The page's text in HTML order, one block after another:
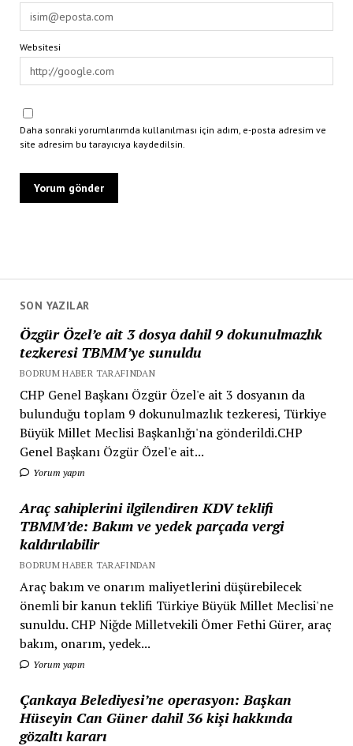
SON YAZILAR
Özgür Özel’e ait 3 dosya dahil 9 dokunulmazlık
tezkeresi TBMM’ye sunuldu
BODRUM HABER TARAFINDAN
CHP Genel Başkanı Özgür Özel'e ait 3 dosyanın da
bulunduğu toplam 9 dokunulmazlık tezkeresi, Türkiye
Büyük Millet Meclisi Başkanlığı'na gönderildi.CHP
Genel Başkanı Özgür Özel'e ait...
Yorum yapın
Araç sahiplerini ilgilendiren KDV teklifi
TBMM’de: Bakım ve yedek parçada vergi
kaldırılabilir
BODRUM HABER TARAFINDAN
Araç bakım ve onarım maliyetlerini düşürebilecek
önemli bir kanun teklifi Türkiye Büyük Millet Meclisi'ne
sunuldu. CHP Niğde Milletvekili Ömer Fethi Gürer, araç
bakım, onarım, yedek...
Yorum yapın
Çankaya Belediyesi’ne operasyon: Başkan
Hüseyin Can Güner dahil 36 kişi hakkında
gözaltı kararı
Websitesi
Daha sonraki yorumlarımda kullanılması için adım, e-posta adresim ve
site adresim bu tarayıcıya kaydedilsin.